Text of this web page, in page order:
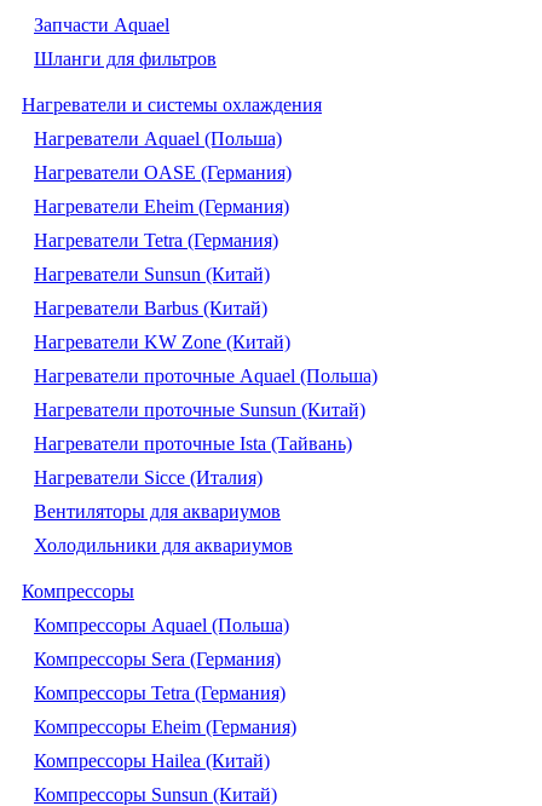
Запчасти Aquael
Шланги для фильтров
Нагреватели и системы охлаждения
Нагреватели Aquael (Польша)
Нагреватели OASE (Германия)
Нагреватели Eheim (Германия)
Нагреватели Tetra (Германия)
Нагреватели Sunsun (Китай)
Нагреватели Barbus (Китай)
Нагреватели KW Zone (Китай)
Нагреватели проточные Aquael (Польша)
Нагреватели проточные Sunsun (Китай)
Нагреватели проточные Ista (Тайвань)
Нагреватели Sicce (Италия)
Вентиляторы для аквариумов
Холодильники для аквариумов
Компрессоры
Компрессоры Aquael (Польша)
Компрессоры Sera (Германия)
Компрессоры Tetra (Германия)
Компрессоры Eheim (Германия)
Компрессоры Hailea (Китай)
Компрессоры Sunsun (Китай)